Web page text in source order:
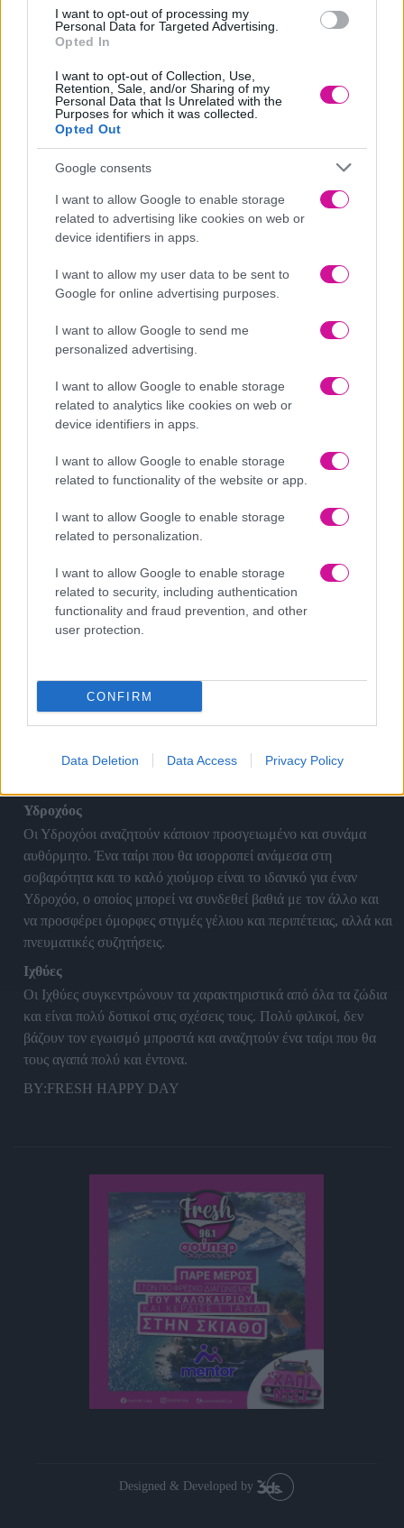
I want to opt-out of processing my
Personal Data for Targeted Advertising.
Opted In
I want to opt-out of Collection, Use,
Retention, Sale, and/or Sharing of my
Personal Data that Is Unrelated with the
Purposes for which it was collected.
Opted Out
Google consents
I want to allow Google to enable storage
related to advertising like cookies on web or
device identifiers in apps.
I want to allow my user data to be sent to
Google for online advertising purposes.
I want to allow Google to send me
personalized advertising.
I want to allow Google to enable storage
related to analytics like cookies on web or
device identifiers in apps.
I want to allow Google to enable storage
related to functionality of the website or app.
I want to allow Google to enable storage
related to personalization.
I want to allow Google to enable storage
related to security, including authentication
functionality and fraud prevention, and other
user protection.
CONFIRM
Data Deletion Data Access Privacy Policy
Λέων
Η προσωπικότητά τους μαγνητίζει τους γύρω τους. Ψάχνουν
αρκεί να μην τους κλέψει όλη τη δόξα. Αποζητούν την αγάπη
και την αποδοχή, όσο και τον θαυμασμό. Αν βγαίνεις με έναν
Λέοντα μην ξεχνάς να του δείχνεις ότι τον έχεις πολύ ψηλά.
αυτοπεποίθηση. Θέλουν μια σχέση σοβαρή και προσγειωμένη.
Αναζητούν πάντα την τελειότητα και θέλουν και οι πιθανοί
σύντροφοί τους να κάνουν το ίδιο.
Ζυγός
Το να νιώθει ένας Ζυγός πλήρης και χαρούμενος μέσα σε μια
σχέση είναι το σημαντικότερο. Θα κάνει τα πάντα για να νιώσει
το ίδιο και το ταίρι του. Με διπλωματία, δικαιοσύνη και
συζητήσεις και ουσιαστικό δέσιμο, το οποίο θέλει να είναι
αμοιβαίο.
Όσοι ανήκουν στο ζώδιο του Σκορπιού είναι παθιασμένοι,
γενναιόδωροι και πολύ πιστοί. Έχουν, επίσης, πολύ υψηλά
στο τι ψάχνουν. Μια σχέση μαζί του ισούται με κατανόηση και
Τοξότης
Ο περιπετειώδης Τοξότης θέλει μια σχέση που δεν θα πέσει
στην παγίδα της ρουτίνας. Ευχαριστιέται πολύ με εκπλήξεις και
Αιγόκερως
Υπευθυνότητα και πειθαρχία θέλει στη ζωή του ο Αιγόκερως
βρίσκεται ακριβώς όταν βρίσκεται σε σχέση και που αυτή
Υδροχόος
Οι Υδροχόοι αναζητούν κάποιον προσγειωμένο και συνάμα
αυθόρμητο. Ένα ταίρι που θα ισορροπεί ανάμεσα στη
σοβαρότητα και το καλό χιούμορ είναι το ιδανικό για έναν
Υδροχόο, ο οποίος μπορεί να συνδεθεί βαθιά με τον άλλο και
να προσφέρει όμορφες στιγμές γέλιου και περιπέτειας, αλλά και
πνευματικές συζητήσεις.
Ιχθύες
Οι Ιχθύες συγκεντρώνουν τα χαρακτηριστικά από όλα τα ζώδια
και είναι πολύ δοτικοί στις σχέσεις τους. Πολύ φιλικοί, δεν
βάζουν τον εγωισμό μπροστά και αναζητούν ένα ταίρι που θα
τους αγαπά πολύ και έντονα.
BY:FRESH HAPPY DAY
Designed & Developed by